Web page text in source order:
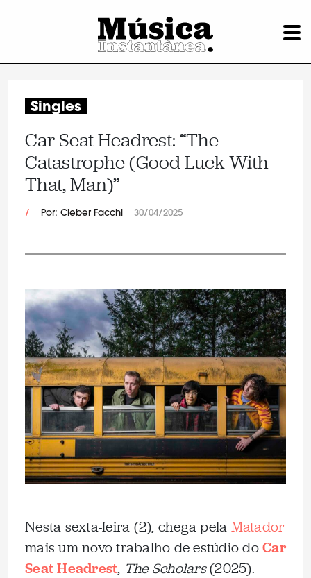
Singles
Car Seat Headrest: “The
Catastrophe (Good Luck With
That, Man)”
/ Por: Cleber Facchi 30/04/2025
Nesta sexta-feira (2), chega pela Matador
mais um novo trabalho de estúdio do Car
Seat Headrest, The Scholars(2025).